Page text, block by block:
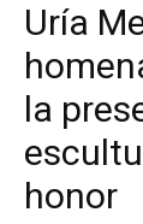
Uría
la
honor